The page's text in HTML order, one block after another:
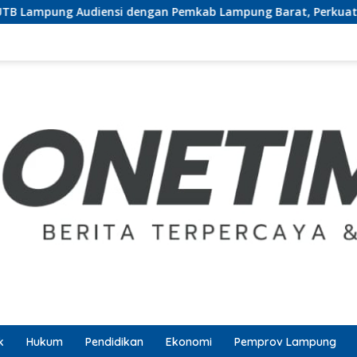
dengan Pemkab Lampung Barat, Perkuat Sinergi Tingkatkan
Hukum Pendidikan Ekonomi Pemprov Lampung